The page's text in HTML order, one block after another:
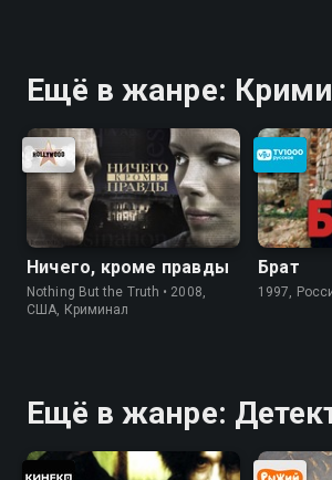
Ещё в жанре:
Ничего, кроме правды
Nothing But the Truth • 2008,
США, Криминал
Брат
1997,
Ещё в жанре: